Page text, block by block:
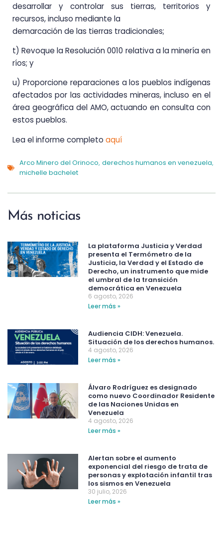
desarrollar y controlar sus tierras, territorios y
recursos, incluso mediante la
demarcación de las tierras tradicionales;
t) Revoque la Resolución 0010 relativa a la minería en
ríos; y
u) Proporcione reparaciones a los pueblos indígenas
afectados por las actividades mineras, incluso en el
área geográfica del AMO, actuando en consulta con
estos pueblos.
Lea el informe completo aquí
Arco Minero del Orinoco, derechos humanos en venezuela,
michelle bachelet
Más noticias
La plataforma Justicia y Verdad
presenta el Termómetro de la
Justicia, la Verdad y el Estado de
Derecho, un instrumento que mide
el umbral de la transición
democrática en Venezuela
6 agosto, 2026
Leer más »
Audiencia CIDH: Venezuela.
Situación de los derechos humanos.
4 agosto, 2026
Leer más »
Álvaro Rodríguez es designado
como nuevo Coordinador Residente
de las Naciones Unidas en
Venezuela
4 agosto, 2026
Leer más »
Alertan sobre el aumento
exponencial del riesgo de trata de
personas y explotación infantil tras
los sismos en Venezuela
30 julio, 2026
Leer más »